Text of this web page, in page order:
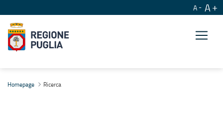
A A
Homepage Ricerca